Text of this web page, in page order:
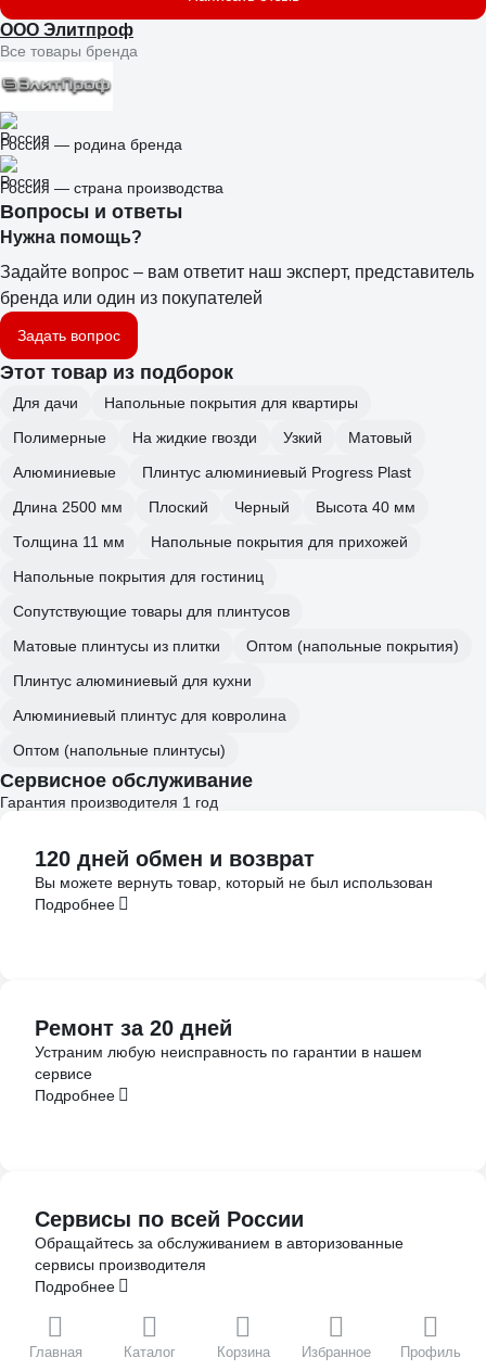
Главная Каталог Корзина Избранное Профиль
ООО Элитпроф
Все товары бренда
Россия — родина бренда
Россия — страна производства
Вопросы и ответы
Нужна помощь?
Задайте вопрос – вам ответит наш эксперт, представитель
бренда или один из покупателей
Задать вопрос
Этот товар из подборок
Для дачи
Напольные покрытия для квартиры
Полимерные
На жидкие гвозди Узкий
Матовый
Алюминиевые
Плинтус алюминиевый Progress Plast
Длина 2500 мм
Плоский Черный
Высота 40 мм
Толщина 11 мм
Напольные покрытия для прихожей
Напольные покрытия для гостиниц
Сопутствующие товары для плинтусов
Матовые плинтусы из плитки
Оптом (напольные покрытия)
Плинтус алюминиевый для кухни
Алюминиевый плинтус для ковролина
Оптом (напольные плинтусы)
Сервисное обслуживание
Гарантия производителя 1 год
120 дней обмен и возврат
Вы можете вернуть товар, который не был использован
Подробнее
Ремонт за 20 дней
Устраним любую неисправность по гарантии в нашем
сервисе
Подробнее
Сервисы по всей России
Обращайтесь за обслуживанием в авторизованные
сервисы производителя
Подробнее